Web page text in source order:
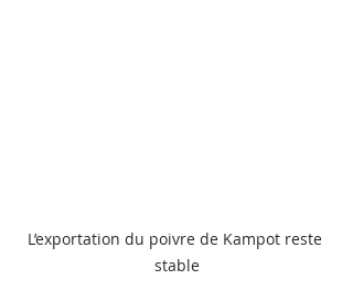
L’exportation du poivre de Kampot reste
stable